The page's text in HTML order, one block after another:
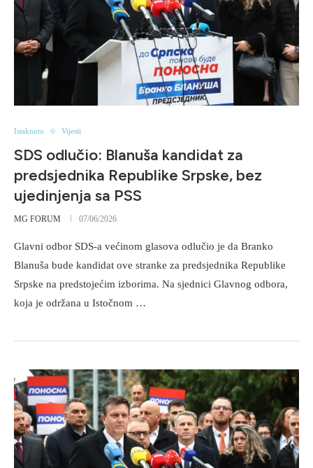
Istaknuto Vijesti
SDS odlučio: Blanuša kandidat za
predsjednika Republike Srpske, bez
ujedinjenja sa PSS
MG FORUM 07/06/2026
Glavni odbor SDS-a većinom glasova odlučio je da Branko
Blanuša bude kandidat ove stranke za predsjednika Republike
Srpske na predstojećim izborima. Na sjednici Glavnog odbora,
koja je održana u Istočnom …